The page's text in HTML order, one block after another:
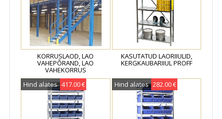
KORRUSLAOD, LAO
VAHEPÕRAND, LAO
VAHEKORRUS
KASUTATUD LAORIIULID,
KERGKAUBARIIUL PROFF
Hind alates 417.00 € Hind alates 282.00 €